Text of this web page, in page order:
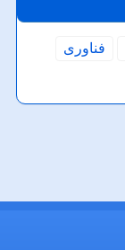
فناوری